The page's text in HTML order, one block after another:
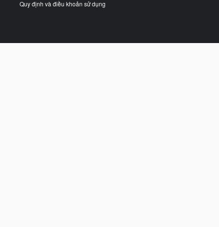
Quy định và điều khoản sử dụng